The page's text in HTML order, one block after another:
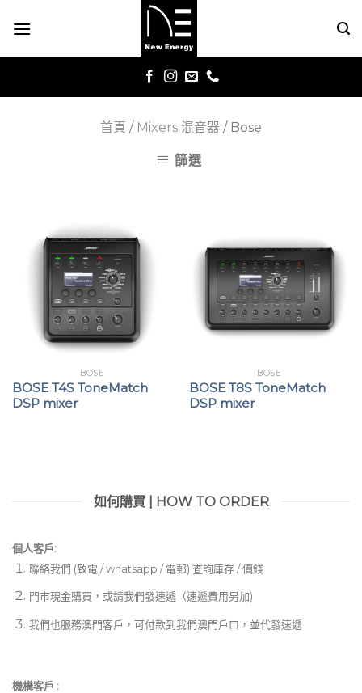
首頁 / Mixers 混音器 / Bose
篩選
BOSE
BOSE T4S ToneMatch
DSP mixer
BOSE
BOSE T8S ToneMatch
DSP mixer
如何購買 | HOW TO ORDER
個人客戶:
聯絡我們 (致電 / whatsapp / 電郵) 查詢庫存 / 價錢
門市現金購買，或請我們發速遞（速遞費用另加)
我們也服務澳門客戶，可付款到我們澳門戶口，並代發速遞
機構客戶 :​